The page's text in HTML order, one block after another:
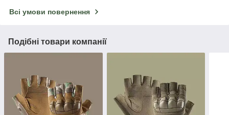
Всі умови повернення
Подібні товари компанії